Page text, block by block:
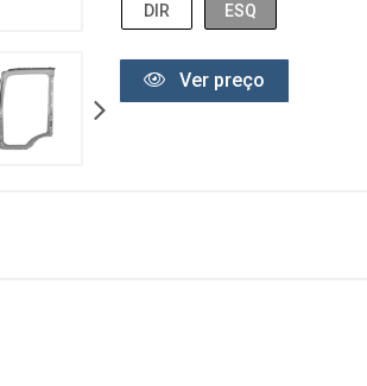
DIR ESQ
Ver preço